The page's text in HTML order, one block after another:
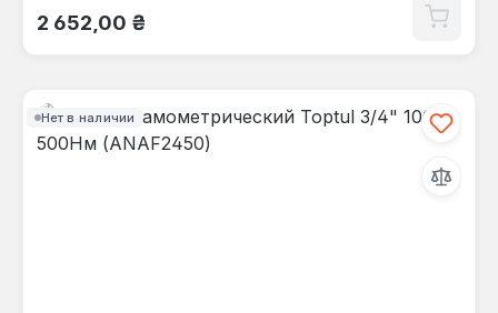
Обычная цена:
2 652,00 ₴
Нет в наличии